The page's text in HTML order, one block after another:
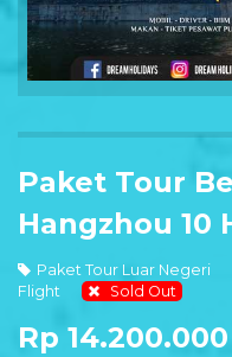
Paket Tour
Hangzhou 10
Paket Tour Luar Negeri
Flight
Sold Out
Rp 14.200.000